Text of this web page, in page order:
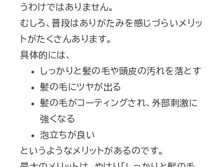
うわけではありません。
むしろ、普段はありがたみを感じづらいメリッ
トがたくさんあります。
具体的には、
しっかりと髪の毛や頭皮の汚れを落とす
髪の毛にツヤが出る
髪の毛がコーティングされ、外部刺激に
強くなる
泡立ちが良い
というようなメリットがあるのです。